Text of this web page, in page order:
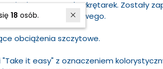
użyciem mocnych wkrętarek. Zostały
montażu maszynowego.
obciążenia szczytowe.
it easy" z oznaczeniem
18 osób.